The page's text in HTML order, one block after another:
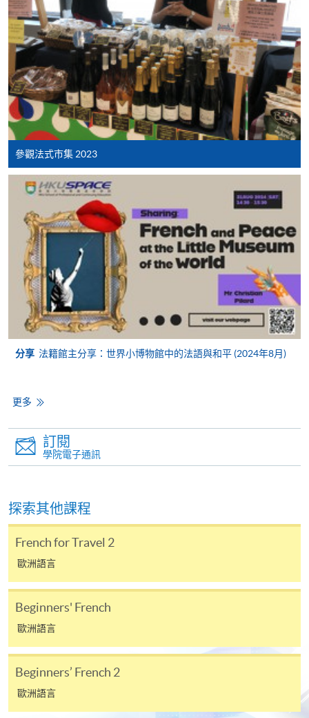
報讀新課程
凡以「先到先得」為取錄方式的課程，請填妥
SF26報名表，親往
報名中心或以郵遞方式連同學
費以及所需證明文件呈交。
下載報名表SF26]
申請學歷頒授及專業課程可能需要其他資料，報名
表可向報名中心或有關課程負責人索取。填妥申請
表格後，請連同報名費/學費以及所需證明文件親
往報名中心或以郵遞方式遞交。
報讀同一學歷頒授課程內其他單元
​學院為學歷頒授課程特設「註冊及學費通知」，適
用於一般學歷頒授課程。
課程負責人會為學員送上「註冊及學費通知」
何疑問，請詳閱個別課程資料，或聯絡有關課程負責
人或報名中心。
選用網上報名服務必須在已接駁互聯網及支援
Google Chrome瀏覽器。
必須重新開始整個申請程序。
網上報名只支援「提早報讀優惠」。如需享用其他
報讀優惠，請親臨學院的報名中心報名。
在網上報名過程中，由於提交課程申請和付款在系
統處理上為兩個不同的程序，成功付款並不保證成
快與 閣下聯絡。
參觀法式市集 2023
分享 法籍館主分享：世界小博物館中的法語與和平 (2024年8月)
更多
訂閱
學院電子通訊
探索其他課程
French for Travel 2
歐洲語言
Beginners' French
歐洲語言
Beginners’ French 2
歐洲語言